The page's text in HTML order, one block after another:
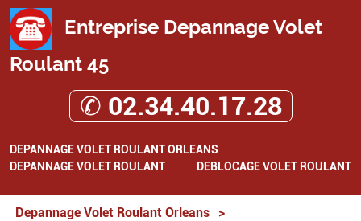
Entreprise Depannage Volet
Roulant 45
✆ 02.34.40.17.28
DEPANNAGE VOLET ROULANT ORLEANS
DEPANNAGE VOLET ROULANT
DEBLOCAGE VOLET ROULANT
Depannage Volet Roulant Orleans
>